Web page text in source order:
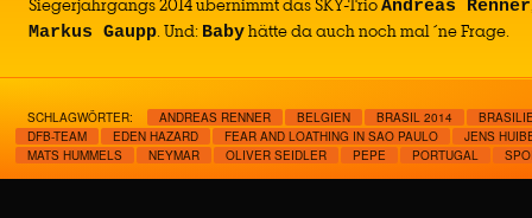
Siegerjahrgangs 2014 übernimmt das SKY-TrioAndreas Renner
Markus Gaupp. Und: Babyhätte da auch noch mal ´ne Frage.
SCHLAGWÖRTER: ANDREAS RENNER BELGIEN BRASIL 2014
DFB-TEAM
EDEN HAZARD FEAR AND LOATHING IN SAO PAULO
JENS
MATS HUMMELS
NEYMAR OLIVER SEIDLER PEPE PORTUGAL